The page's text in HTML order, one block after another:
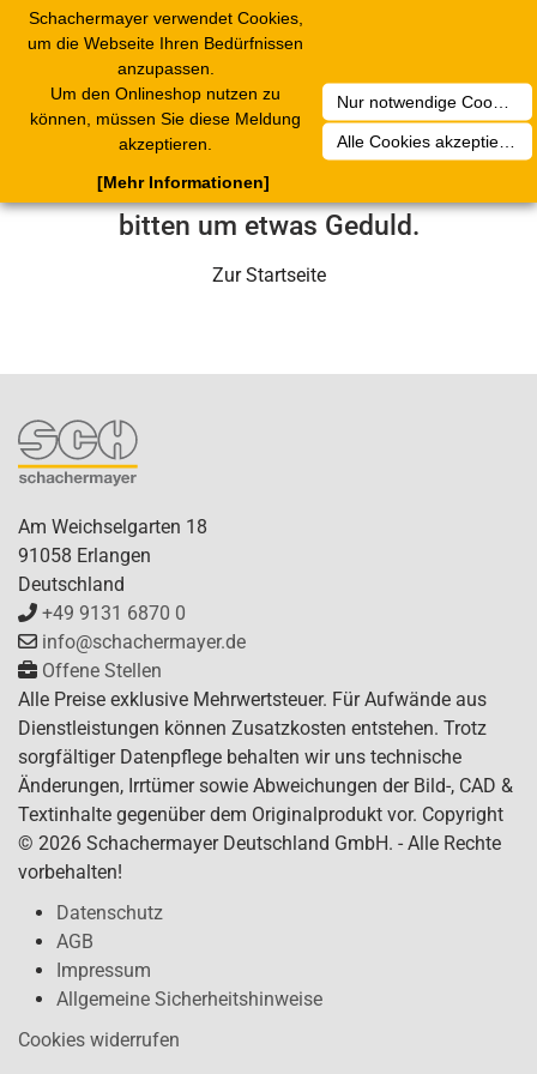
Schachermayer verwendet Cookies,
um die Webseite Ihren Bedürfnissen
anzupassen.
Um den Onlineshop nutzen zu
können, müssen Sie diese Meldung
akzeptieren.
Nur notwendige Cookies akzeptieren
Alle Cookies akzeptieren
[Mehr Informationen]
Leider ist ein technischer Fehler
aufgetreten. Unser Service-Team wird
sich in Kürze darum kümmern. Wir
bitten um etwas Geduld.
Zur Startseite
Am Weichselgarten 18
91058 Erlangen
Deutschland
+49 9131 6870 0
info@schachermayer.de
Offene Stellen
Alle Preise exklusive Mehrwertsteuer. Für Aufwände aus
Dienstleistungen können Zusatzkosten entstehen. Trotz
sorgfältiger Datenpflege behalten wir uns technische
Änderungen, Irrtümer sowie Abweichungen der Bild-, CAD &
Textinhalte gegenüber dem Originalprodukt vor. Copyright
© 2026 Schachermayer Deutschland GmbH. - Alle Rechte
vorbehalten!
Datenschutz
AGB
Impressum
Allgemeine Sicherheitshinweise
Cookies widerrufen